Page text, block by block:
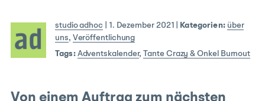
studio adhoc 1. Dezember 2021 Kategorien: über
uns, Veröffentlichung
Tags: Adventskalender,Tante Crazy & Onkel Burnout
Von einem Auftrag zum nächsten